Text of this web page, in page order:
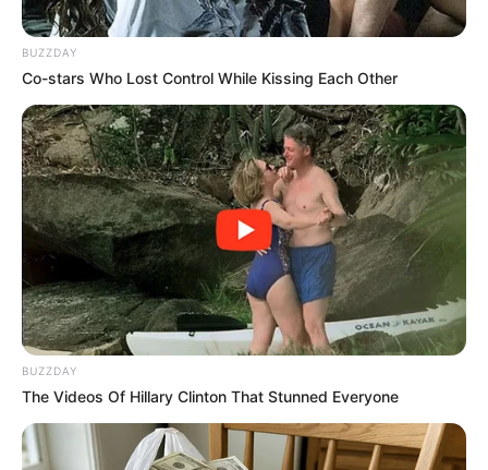
ดูดวง
ดูดวง
เบอร์โทร คน Keep look เป๊ะทุกมุมดูดี
ทุกองศา คุณล่ะมีเลขคู่นี้ไหม
ดูดวง
BUZZDAY
Co-stars Who Lost Control While Kissing Each Other
BUZZDAY
The Videos Of Hillary Clinton That Stunned Everyone